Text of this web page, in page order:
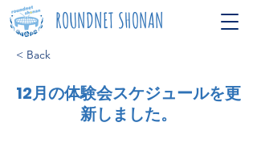
ROUNDNET SHONAN
< Back
12月の体験会スケジュールを更
新しました。